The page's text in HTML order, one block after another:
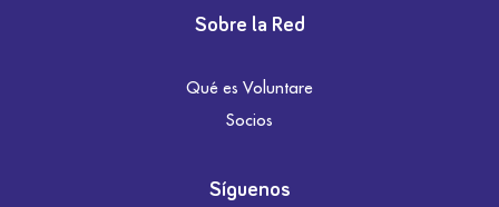
Sobre la Red
Qué es Voluntare
Socios
Síguenos